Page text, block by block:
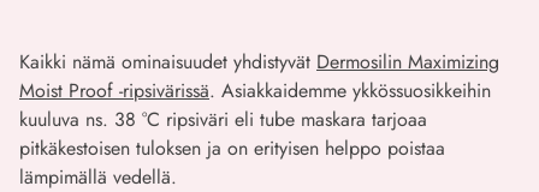
Kaikki nämä ominaisuudet yhdistyvät Dermosilin Maximizing
Moist Proof -ripsivärissä. Asiakkaidemme ykkössuosikkeihin
kuuluva ns. 38 °C ripsiväri eli tube maskara tarjoaa
pitkäkestoisen tuloksen ja on erityisen helppo poistaa
lämpimällä vedellä.